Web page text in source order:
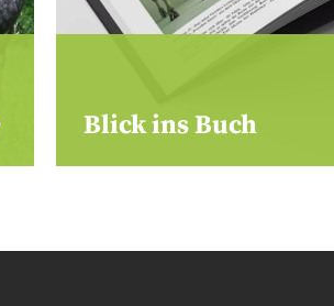
Blick ins Buch